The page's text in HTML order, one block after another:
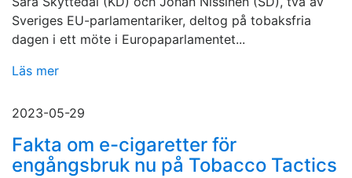
Sveriges EU-parlamentariker, deltog på tobaksfria
dagen i ett möte i Europaparlamentet...
Läs mer
2023-05-29
Fakta om e-cigaretter för
engångsbruk nu på Tobacco Tactics